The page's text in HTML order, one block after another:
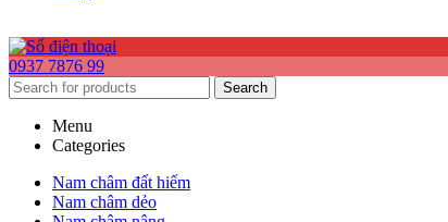
0937 7876 99
Search
Menu
Categories
Nam châm đất hiếm
Nam châm dẻo